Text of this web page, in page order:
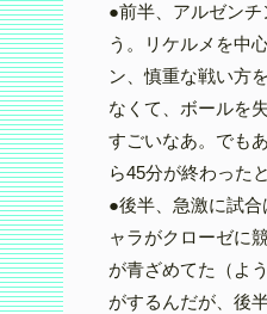
●前半、アルゼン
う。リケルメを中
ン、慎重な戦い方
なくて、ボールを
すごいなあ。でも
ら45分が終わった
●後半、急激に試
ャラがクローゼに
が青ざめてた（よ
がするんだが、後